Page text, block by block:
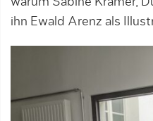
ihn Ewald Arenz als